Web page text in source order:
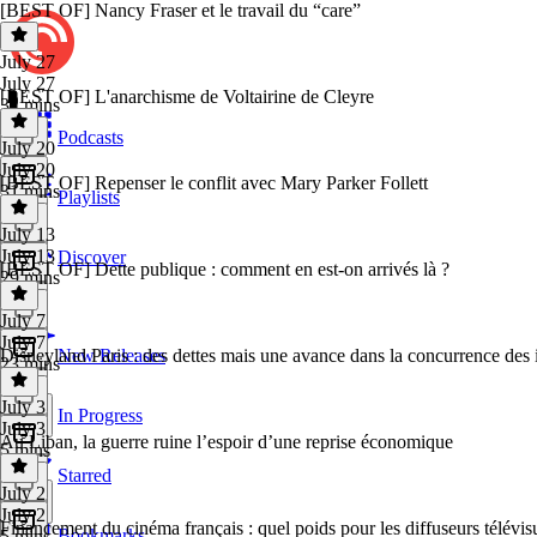
Podcasts
Playlists
Discover
New Releases
In Progress
Starred
[BEST OF] Nancy Fraser et le travail du “care”
July 27
July 27
32 mins
[BEST OF] L'anarchisme de Voltairine de Cleyre
July 20
July 20
31 mins
[BEST OF] Repenser le conflit avec Mary Parker Follett
July 13
July 13
29 mins
[BEST OF] Dette publique : comment en est-on arrivés là ?
July 7
July 7
23 mins
Disneyland Paris : des dettes mais une avance dans la concurrence des
July 3
July 3
5 mins
Au Liban, la guerre ruine l’espoir d’une reprise économique
July 2
July 2
Financement du cinéma français : quel poids pour les diffuseurs